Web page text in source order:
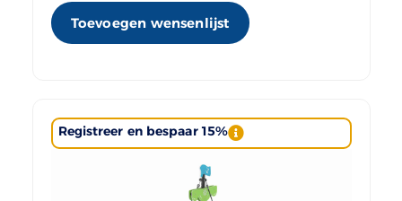
Toevoegen wensenlijst
Registreer en bespaar 15%